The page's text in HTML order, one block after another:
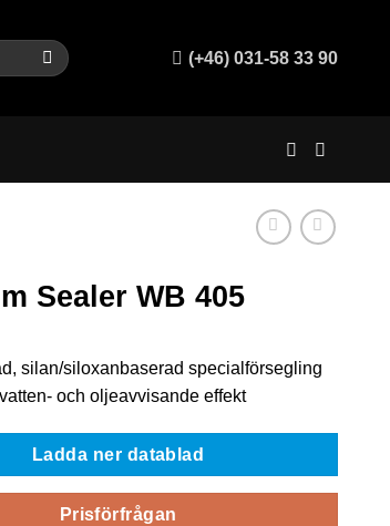
(+46) 031-58 33 90
Sealer WB 405
silan/siloxanbaserad specialförsegling
och oljeavvisande effekt
Ladda ner datablad
Prisförfrågan